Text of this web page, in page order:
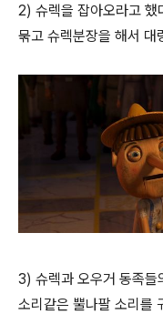
2) 슈렉을 잡아오라고 했
묶고 슈렉분장을 해서 대
3) 슈렉과 오우거 동족들
소리같은 뿔나팔 소리를